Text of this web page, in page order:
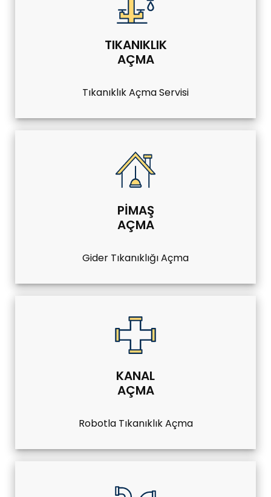
TIKANIKLIK
AÇMA
Tıkanıklık Açma Servisi
PIMAŞ
AÇMA
Gider Tıkanıklığı Açma
KANAL
AÇMA
Robotla Tıkanıklık Açma